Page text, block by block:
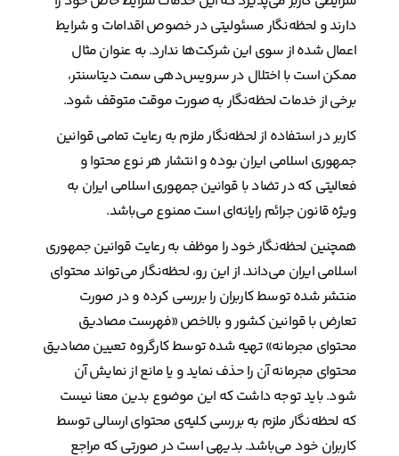
دارند و لحظه‌نگار مسئولیتی در خصوص اقدامات و شرایط
اعمال شده از سوی این شرکت‌ها ندارد. به عنوان مثال
ممکن است با اختلال در سرویس‌دهی سمت دیتاسنتر،
برخی از خدمات لحظه‌نگار به صورت موقت متوقف شود.
کاربر در استفاده از لحظه‌نگار ملزم به رعایت تمامی قوانین
جمهوری اسلامی ایران بوده و انتشار هر نوع محتوا و
فعالیتی که در تضاد با قوانین جمهوری اسلامی ایران به
ویژه قانون جرائم رایانه‌ای است ممنوع می‌باشد.
همچنین لحظه‌نگار خود را موظف به رعایت قوانین جمهوری
اسلامی ایران می‌داند. از این رو، لحظه‌نگار می‌تواند محتوای
منتشر شده توسط کاربران را بررسی کرده و در صورت
تعارض با قوانین کشور و بالاخص «فهرست مصادیق
محتوای مجرمانه» تهیه شده توسط کارگروه تعیین مصادیق
محتوای مجرمانه آن را حذف نماید و یا مانع از نمایش آن
شود. باید توجه داشت که این موضوع بدین معنا نیست
که لحظه‌نگار ملزم به بررسی کلیه‌ی محتوای ارسالی توسط
کاربران خود می‌باشد. بدیهی است در صورتی که مراجع